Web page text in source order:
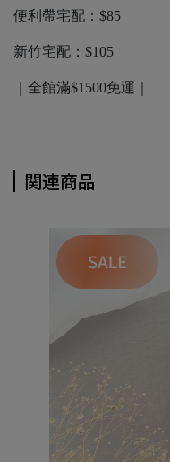
便利帶宅配：$85
新竹宅配：$105
｜全館滿$1500免運｜
関連商品